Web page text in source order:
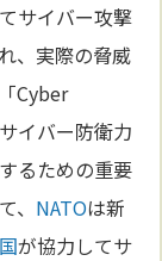
サイバー攻撃
、実際の脅威
Cyber
イバー防衛力
るための重要
NATOは新
国が協力してサ